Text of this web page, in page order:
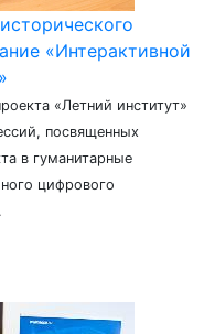
«Интерактивной
«Летний институт»
посвященных
в гуманитарные
цифрового